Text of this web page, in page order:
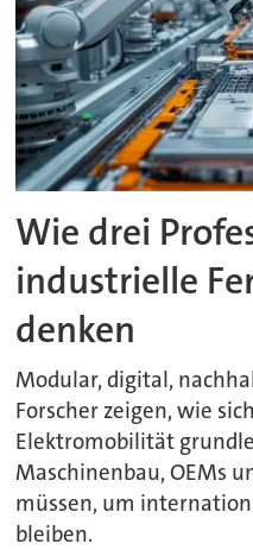
Wie drei
industrielle
denken
Modular, digital,
Forscher zeigen, wie
Elektromobilität
Maschinenbau, OEMs
müssen, um
bleiben.